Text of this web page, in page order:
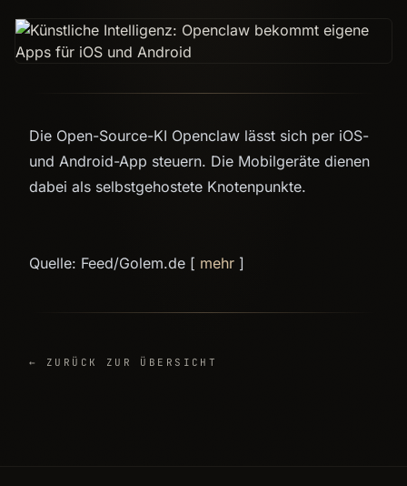
Die Open-Source-KI Openclaw lässt sich per iOS-
und Android-App steuern. Die Mobilgeräte dienen
dabei als selbstgehostete Knotenpunkte.
Quelle: Feed/Golem.de [ mehr ]
← ZURÜCK ZUR ÜBERSICHT